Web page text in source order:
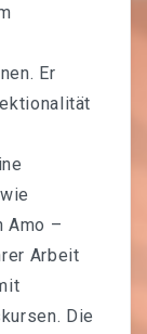
Er
Amo –
Arbeit
Die